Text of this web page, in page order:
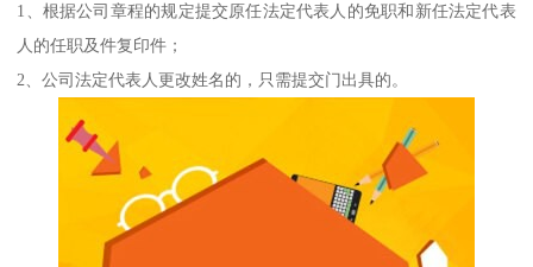
1、根据公司章程的规定提交原任法定代表人的免职和新任法定代表
人的任职及件复印件；
2、公司法定代表人更改姓名的，只需提交门出具的。